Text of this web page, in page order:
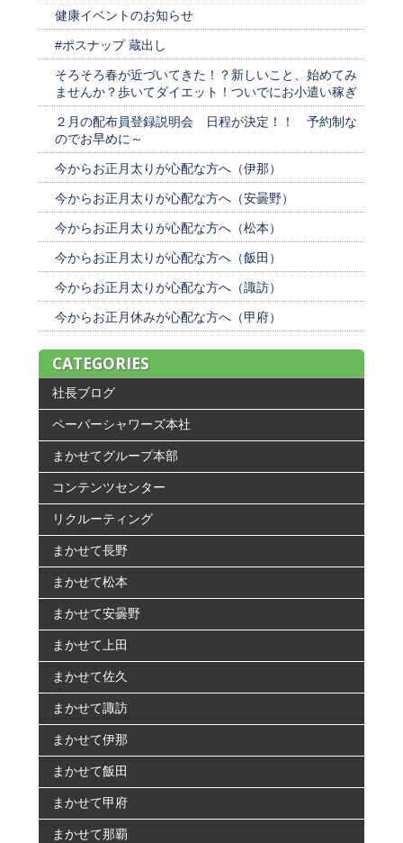
健康イベントのお知らせ
#ポスナップ 蔵出し
そろそろ春が近づいてきた！？新しいこと、始めてみ
ませんか？歩いてダイエット！ついでにお小遣い稼ぎ
２月の配布員登録説明会 日程が決定！！ 予約制な
のでお早めに～
今からお正月太りが心配な方へ（伊那）
今からお正月太りが心配な方へ（安曇野）
今からお正月太りが心配な方へ（松本）
今からお正月太りが心配な方へ（飯田）
今からお正月太りが心配な方へ（諏訪）
今からお正月休みが心配な方へ（甲府）
CATEGORIES
社長ブログ
ペーパーシャワーズ本社
まかせてグループ本部
コンテンツセンター
リクルーティング
まかせて長野
まかせて松本
まかせて安曇野
まかせて上田
まかせて佐久
まかせて諏訪
まかせて伊那
まかせて飯田
まかせて甲府
まかせて那覇